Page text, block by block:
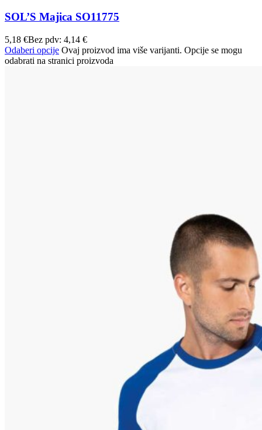
SOL’S Majica SO11775
5,18 €Bez pdv: 4,14 €
Odaberi opcije Ovaj proizvod ima više varijanti. Opcije se mogu
odabrati na stranici proizvoda